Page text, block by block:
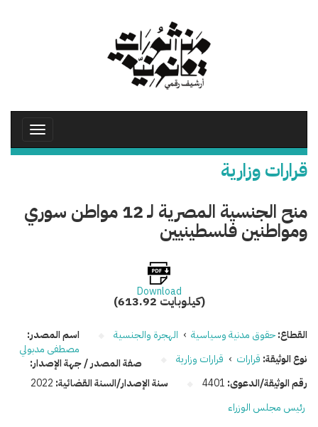
Toggle
قرارات وزارية
منح الجنسية المصرية لـ 12 مواطن سوري
ومواطنين فلسطينيين
Download
(613.92 كيلوبايت)
القطاع:حقوق مدنية وسياسية › الهجرة والجنسية
نوع الوثيقة: قرارات › قرارات وزارية
رقم الوثيقة/الدعوى: 4401 سنة الإصدار/السنة القضائية: 2022
اسم المصدر:
مصطفى مدبولي
صفة المصدر / جهة الإصدار:
رئيس مجلس الوزراء